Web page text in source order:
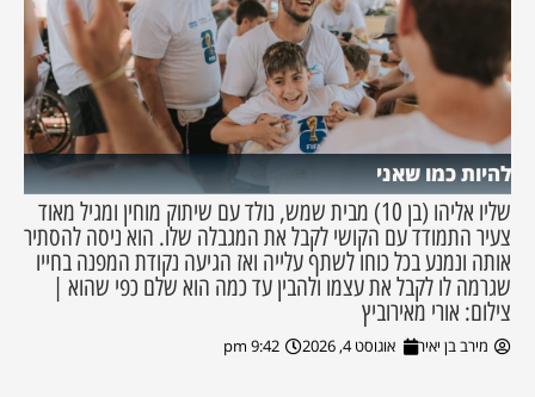
להיות כמו שאני
שליו אליהו (בן 10) מבית שמש, נולד עם שיתוק מוחין ומגיל מאוד
צעיר התמודד עם הקושי לקבל את המגבלה שלו. הוא ניסה להסתיר
אותה ונמנע בכל כוחו לשתף עלייה ואז הגיעה נקודת המפנה בחייו
שגרמה לו לקבל את עצמו ולהבין עד כמה הוא שלם כפי שהוא |
צילום: אורי מאירוביץ
מירב בן יאיר אוגוסט 4, 2026 9:42 pm